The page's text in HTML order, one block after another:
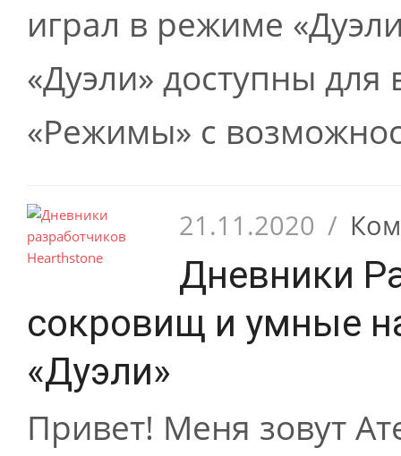
играл в режиме
«Дуэли» доступны
«Режимы» с
21.11.2020 /
Дневники
сокровищ и умные
«Дуэли»
Привет! Меня зовут